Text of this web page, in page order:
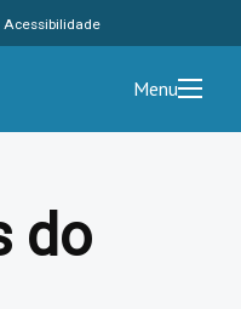
Acessibilidade
Menu
do